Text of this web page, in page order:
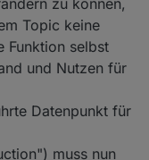
Canvas hilft nicht
Teil bei der
neu erstellt wird.
VIS integrieren -
für ozmo Deebot"
Allgemeinen)
zu können,
Topic keine
Funktion selbst
und Nutzen für
Datenpunkt für
muss nun